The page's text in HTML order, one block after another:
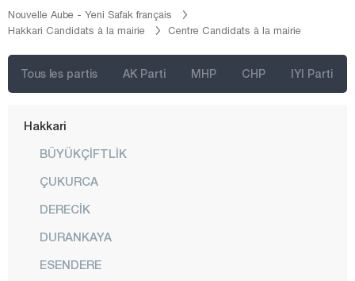
Nouvelle Aube - Yeni Safak français
Hakkari Candidats à la mairie
Centre Candidats à la mairie
Tous les partis AK Parti MHP CHP IYI Parti
Eskişehir
Gaziantep
Gümüşhane
Hakkari
BÜYÜKÇİFTLİK
ÇUKURCA
DERECİK
DURANKAYA
ESENDERE